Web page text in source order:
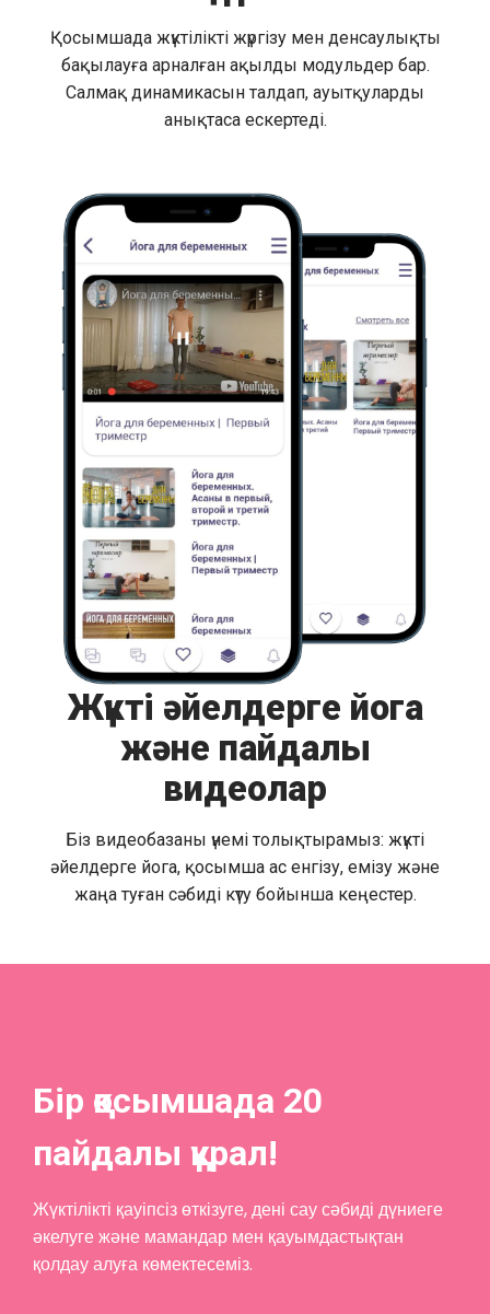
Қосымшада жүктілікті жүргізу мен денсаулықты
бақылауға арналған ақылды модульдер бар.
Салмақ динамикасын талдап, ауытқуларды
анықтаса ескертеді.
Жүкті әйелдерге йога
және пайдалы
видеолар
Біз видеобазаны үнемі толықтырамыз: жүкті
әйелдерге йога, қосымша ас енгізу, емізу және
жаңа туған сәбиді күту бойынша кеңестер.
Бір қосымшада 20
пайдалы құрал!
Жүктілікті қауіпсіз өткізуге, дені сау сәбиді дүниеге
әкелуге және мамандар мен қауымдастықтан
қолдау алуға көмектесеміз.